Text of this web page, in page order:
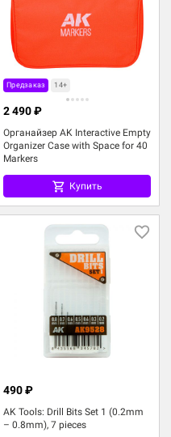
Предзаказ 14+
Органайзер AK Interactive Empty
Organizer Case with Space for 40
Markers
2 490 ₽
Купить
AK Tools: Drill Bits Set 1 (0.2mm
– 0.8mm), 7 pieces
490 ₽